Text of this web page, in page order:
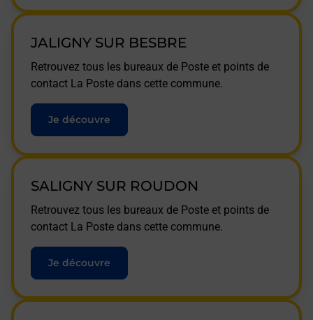
JALIGNY SUR BESBRE
Retrouvez tous les bureaux de Poste et points de
contact La Poste dans cette commune.
Je découvre
SALIGNY SUR ROUDON
Retrouvez tous les bureaux de Poste et points de
contact La Poste dans cette commune.
Je découvre